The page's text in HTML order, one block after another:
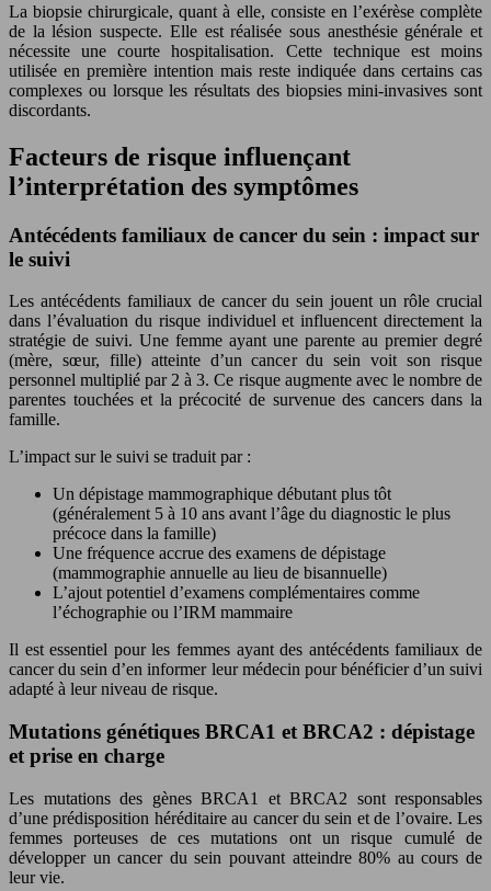
La biopsie chirurgicale, quant à elle, consiste en l’exérèse complète
de la lésion suspecte. Elle est réalisée sous anesthésie générale et
nécessite une courte hospitalisation. Cette technique est moins
utilisée en première intention mais reste indiquée dans certains cas
complexes ou lorsque les résultats des biopsies mini-invasives sont
discordants.
Facteurs de risque influençant
l’interprétation des symptômes
Antécédents familiaux de cancer du sein : impact sur
le suivi
Les antécédents familiaux de cancer du sein jouent un rôle crucial
dans l’évaluation du risque individuel et influencent directement la
stratégie de suivi. Une femme ayant une parente au premier degré
(mère, sœur, fille) atteinte d’un cancer du sein voit son risque
personnel multiplié par 2 à 3. Ce risque augmente avec le nombre de
parentes touchées et la précocité de survenue des cancers dans la
famille.
L’impact sur le suivi se traduit par :
Un dépistage mammographique débutant plus tôt
(généralement 5 à 10 ans avant l’âge du diagnostic le plus
précoce dans la famille)
Une fréquence accrue des examens de dépistage
(mammographie annuelle au lieu de bisannuelle)
L’ajout potentiel d’examens complémentaires comme
l’échographie ou l’IRM mammaire
Il est essentiel pour les femmes ayant des antécédents familiaux de
cancer du sein d’en informer leur médecin pour bénéficier d’un suivi
adapté à leur niveau de risque.
Mutations génétiques BRCA1 et BRCA2 : dépistage
et prise en charge
Les mutations des gènes BRCA1 et BRCA2 sont responsables
d’une prédisposition héréditaire au cancer du sein et de l’ovaire. Les
femmes porteuses de ces mutations ont un risque cumulé de
développer un cancer du sein pouvant atteindre 80% au cours de
leur vie.